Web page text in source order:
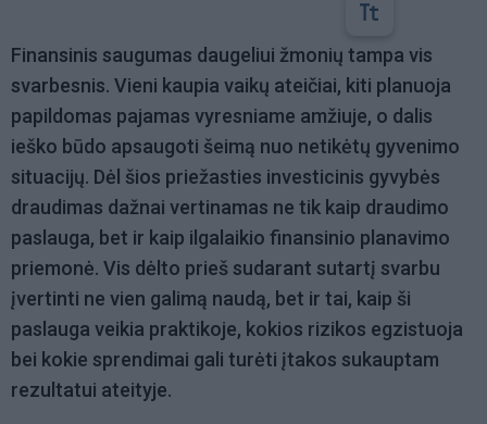
Finansinis saugumas daugeliui žmonių tampa vis
svarbesnis. Vieni kaupia vaikų ateičiai, kiti planuoja
papildomas pajamas vyresniame amžiuje, o dalis
ieško būdo apsaugoti šeimą nuo netikėtų gyvenimo
situacijų. Dėl šios priežasties investicinis gyvybės
draudimas dažnai vertinamas ne tik kaip draudimo
paslauga, bet ir kaip ilgalaikio finansinio planavimo
priemonė. Vis dėlto prieš sudarant sutartį svarbu
įvertinti ne vien galimą naudą, bet ir tai, kaip ši
paslauga veikia praktikoje, kokios rizikos egzistuoja
bei kokie sprendimai gali turėti įtakos sukauptam
rezultatui ateityje.